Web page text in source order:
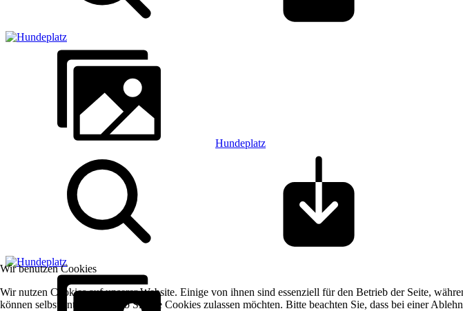
Hundeplatz
Wir benutzen Cookies
Wir nutzen Cookies auf unserer Website. Einige von ihnen sind essenziell für den Betrieb der Seite,
können selbst entscheiden, ob Sie die Cookies zulassen möchten. Bitte beachten Sie, dass bei einer